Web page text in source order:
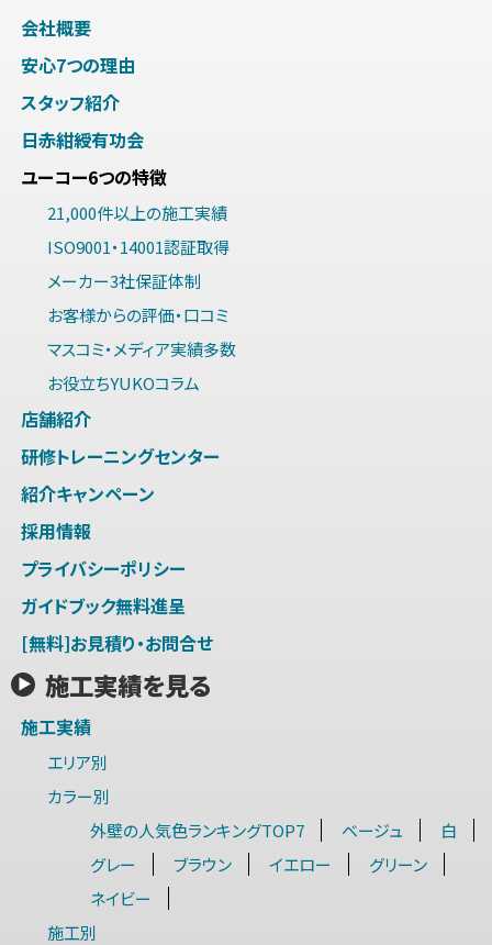
会社概要
安心7つの理由
スタッフ紹介
日赤紺綬有功会
ユーコー6つの特徴
21,000件以上の施工実績
ISO9001・14001認証取得
メーカー3社保証体制
お客様からの評価・口コミ
マスコミ・メディア実績多数
お役立ちYUKOコラム
店舗紹介
研修トレーニングセンター
紹介キャンペーン
採用情報
プライバシーポリシー
ガイドブック無料進呈
[無料]お見積り・お問合せ
施工実績を見る
施工実績
エリア別
カラー別
外壁の人気色ランキングTOP7
ベージュ
白
グレー
ブラウン イエロー
グリーン
ネイビー
施工別